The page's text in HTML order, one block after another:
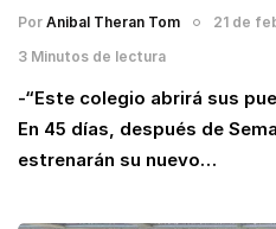
Por Anibal Theran Tom
21 de
3 Minutos de lectura
-“Este colegio abrirá sus
En 45 días, después de
estrenarán su nuevo…